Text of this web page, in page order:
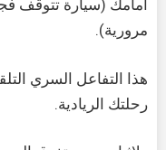
أمامك (سيارة تتوقف
مرورية).
هذا التفاعل السري
رحلتك الريادية.